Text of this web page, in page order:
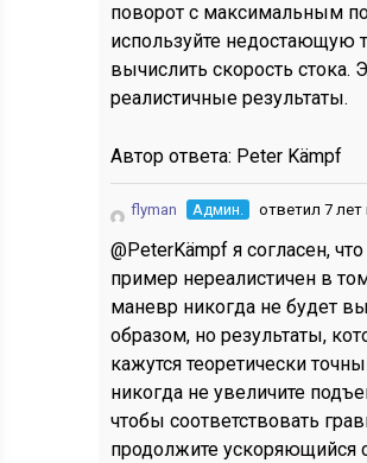
поворот с максимальным
используйте недостающую
вычислить скорость стока.
реалистичные результаты.
Автор ответа: Peter Kämpf
flyman Админ. ответил 7 лет
@PeterKämpf я согласен,
пример нереалистичен в
маневр никогда не будет
образом, но результаты,
кажутся теоретически
никогда не увеличите
чтобы соответствовать
продолжите ускоряющийся